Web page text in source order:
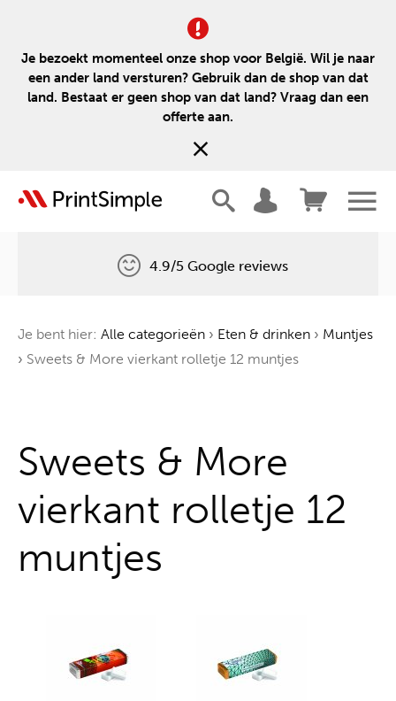
Je bezoekt momenteel onze shop voor België. Wil je naar
een ander land versturen? Gebruik dan de shop van dat
land. Bestaat er geen shop van dat land? Vraag dan een
offerte aan.
Één boom voor elke bestelling
4.9/5 Google reviews
Je bent hier: Alle categorieën › Eten & drinken › Muntjes
› Sweets & More vierkant rolletje 12 muntjes
Sweets & More
vierkant rolletje 12
muntjes